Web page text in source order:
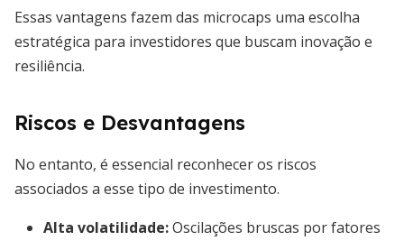
Essas vantagens fazem das microcaps uma escolha
estratégica para investidores que buscam inovação e
resiliência.
Riscos e Desvantagens
No entanto, é essencial reconhecer os riscos
associados a esse tipo de investimento.
Alta volatilidade:Oscilações bruscas por fatores